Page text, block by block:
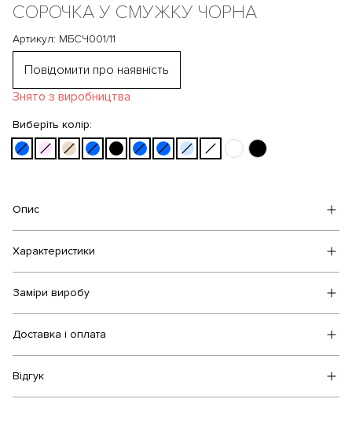
СОРОЧКА У СМУЖКУ ЧОРНА
Артикул: МБСЧ001/11
Повідомити про наявність
Знято з виробництва
Виберіть колір:
Опис
Характеристики
Заміри виробу
Доставка і оплата
Відгук